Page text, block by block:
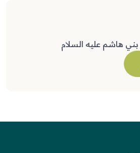
هاشم عليه السلام